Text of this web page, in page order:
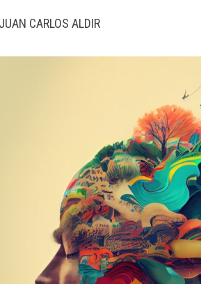
JUAN CARLOS ALDIR